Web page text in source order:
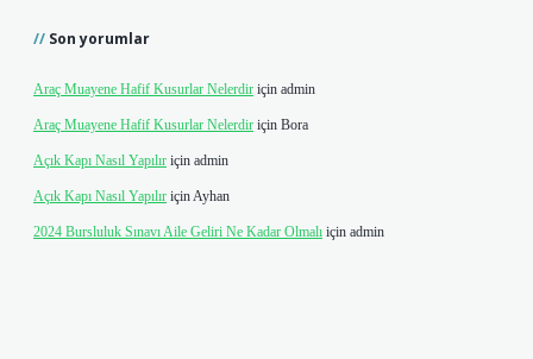
Son yorumlar
Araç Muayene Hafif Kusurlar Nelerdir için admin
Araç Muayene Hafif Kusurlar Nelerdir için Bora
Açık Kapı Nasıl Yapılır için admin
Açık Kapı Nasıl Yapılır içinAyhan
2024 Bursluluk Sınavı Aile Geliri Ne Kadar Olmalı için admin